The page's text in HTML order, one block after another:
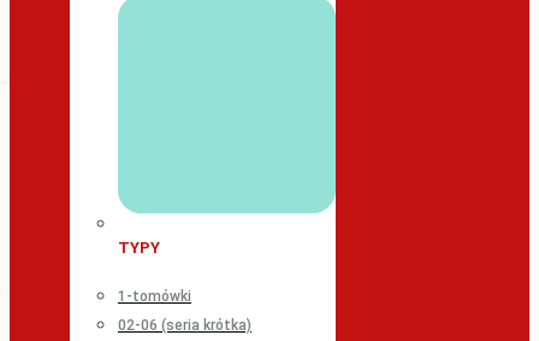
TYPY
1-tomówki
02-06 (seria krótka)